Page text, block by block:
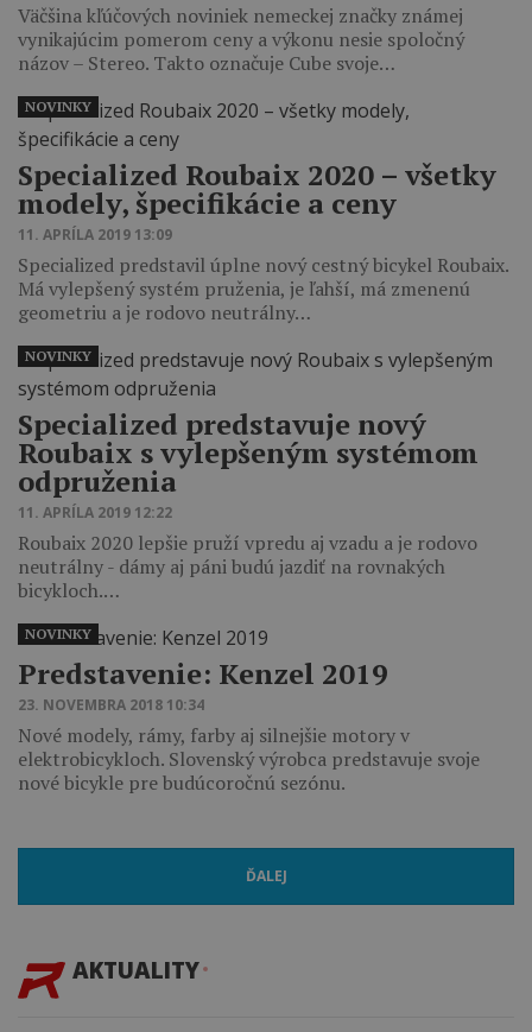
Väčšina kľúčových noviniek nemeckej značky známej
vynikajúcim pomerom ceny a výkonu nesie spoločný
názov – Stereo. Takto označuje Cube svoje…
Specialized Roubaix 2020 – všetky
modely, špecifikácie a ceny
11. APRÍLA 2019 13:09
Specialized predstavil úplne nový cestný bicykel Roubaix.
Má vylepšený systém pruženia, je ľahší, má zmenenú
geometriu a je rodovo neutrálny…
NOVINKY
Specialized predstavuje nový
Roubaix s vylepšeným systémom
odpruženia
11. APRÍLA 2019 12:22
Roubaix 2020 lepšie pruží vpredu aj vzadu a je rodovo
neutrálny - dámy aj páni budú jazdiť na rovnakých
bicykloch.…
NOVINKY
Predstavenie: Kenzel 2019
23. NOVEMBRA 2018 10:34
Nové modely, rámy, farby aj silnejšie motory v
elektrobicykloch. Slovenský výrobca predstavuje svoje
nové bicykle pre budúcoročnú sezónu.
NOVINKY
ĎALEJ
AKTUALITY